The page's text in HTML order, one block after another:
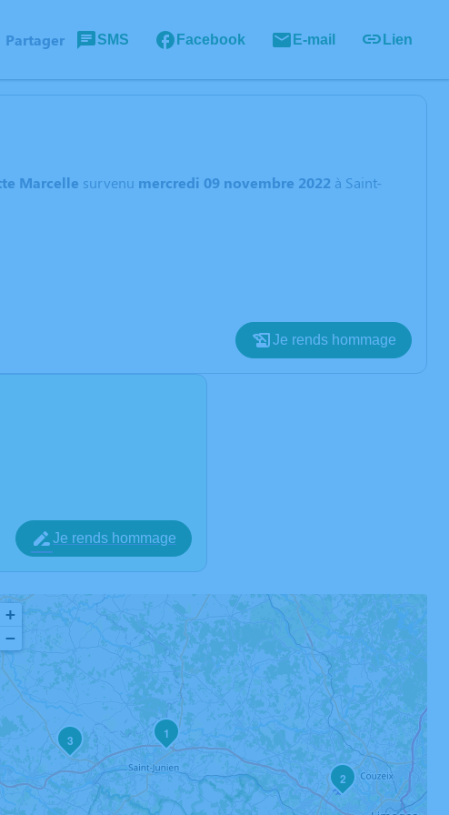
Partager SMS Facebook E-mail Lien
Marcelle survenu mercredi 09 novembre 2022 à Saint-
Je rends hommage
Je rends hommage
1
2
3
+
−